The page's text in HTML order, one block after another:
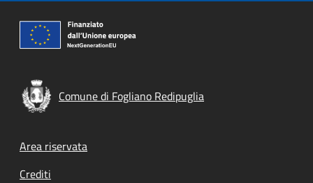
Comune di Fogliano Redipuglia
Footer menu
Area riservata
Crediti